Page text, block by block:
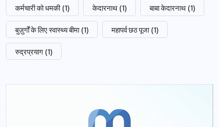
कर्मचारी को धमकी (1) केदारनाथ (1) बाबा केदारनाथ (1)
बुज़ुर्गों के लिए स्वास्थ्य बीमा (1) महापर्व छठ पूजा (1)
रुद्रप्रयाग (1)